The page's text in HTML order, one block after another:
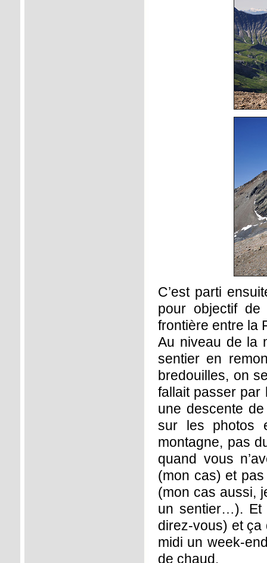
C’est parti
pour objectif
frontière entre la
Au niveau de la
sentier en
bredouilles, on
fallait passer par
une descente
sur les photos
montagne, pas
quand vous
(mon cas) et
(mon cas aussi,
un sentier…). Et
direz-vous) et
midi un week-
de chaud.